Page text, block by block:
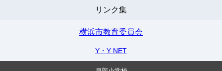
リンク集
横浜市教育委員会
Y・Y NET